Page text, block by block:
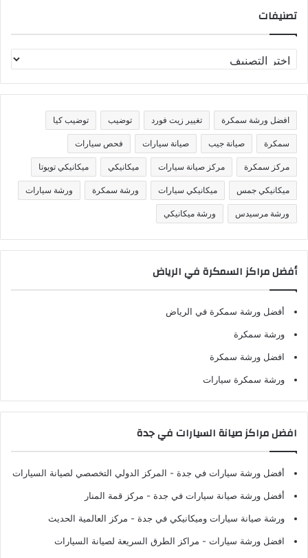
تصنيفات
ص
ن
ف
ا
افضل ورشة سمكرة تغيير زيت فورد توضيب توضيب كيا
سمكرة صيانة جيب صيانة سيارات فحص سيارات
مركز سمكرة مركز صيانة سيارات ميكانيكي ميكانيكي تويوتا
ميكانيكي جمس ميكانيكي سيارات ورشة سمكرة ورشة سيارات
ورشة مرسيدس ورشة ميكانيكي
أفضل مراكز السمكرة في الرياض
أفضل ورشة سمكرة في الرياض
ورشة سمكرة
افضل ورشة سمكرة
ورشة سمكرة سيارات
افضل مراكز صيانة السيارات في جدة
أفضل ورشة سيارات في جدة - المركز الدولي التخصصي لصيانة السيارات
أفضل ورشة صيانة سيارات في جدة - مركز قمة المنار
ورشة صيانة سيارات وميكانيكي في جدة - مركز العالمية الحديث
افضل ورشة سيارات - مراكز الطرق السريعة لصيانة السيارات